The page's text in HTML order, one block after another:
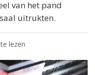
van het pand
uitrukten.
lezen